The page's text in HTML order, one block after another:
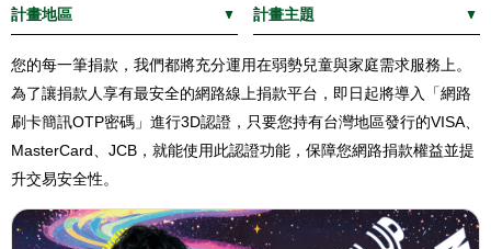
計畫地區 計畫主題
您的每一筆捐款，我們都將充分運用在弱勢兒童與家庭需求服務上。
為了讓捐款人享有最安全的網路線上捐款平台，即日起將導入「網路
刷卡簡訊OTP密碼」進行3D認證，只要您持有台灣地區發行的VISA、
MasterCard、JCB，就能使用此認證功能，保障您網路捐款權益並提
升交易安全性。